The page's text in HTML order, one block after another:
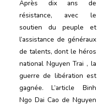
Après dix ans de
résistance, avec le
soutien du peuple et
l’assistance de généraux
de talents, dont le héros
national Nguyen Trai , la
guerre de libération est
gagnée. L’article Binh
Ngo Dai Cao de Nguyen